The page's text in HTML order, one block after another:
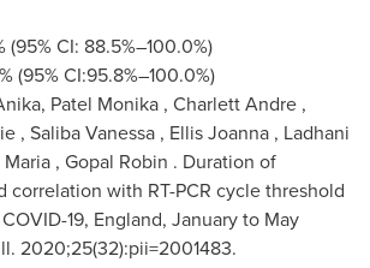
(95% CI: 88.5%–100.0%)
(95% CI:95.8%–100.0%)
Patel Monika , Charlett Andre ,
, Saliba Vanessa , Ellis Joanna , Ladhani
, Gopal Robin . Duration of
correlation with RT-PCR cycle threshold
19, England, January to May
2020;25(32):pii=2001483.